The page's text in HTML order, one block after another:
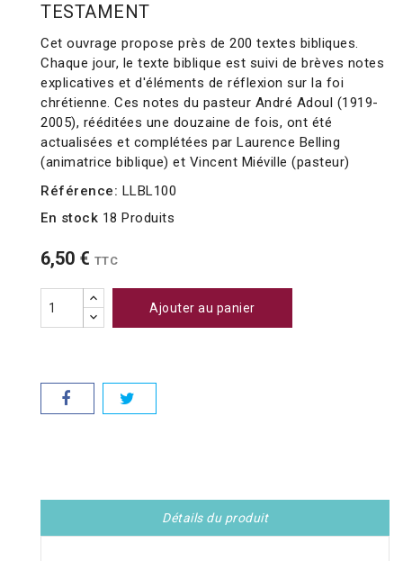
TESTAMENT
Cet ouvrage propose près de 200 textes bibliques.
Chaque jour, le texte biblique est suivi de brèves notes
explicatives et d'éléments de réflexion sur la foi
chrétienne. Ces notes du pasteur André Adoul (1919-
2005), rééditées une douzaine de fois, ont été
actualisées et complétées par Laurence Belling
(animatrice biblique) et Vincent Miéville (pasteur)
Référence: LLBL100
En stock 18 Produits
6,50 € TTC
Ajouter au panier
Détails du produit